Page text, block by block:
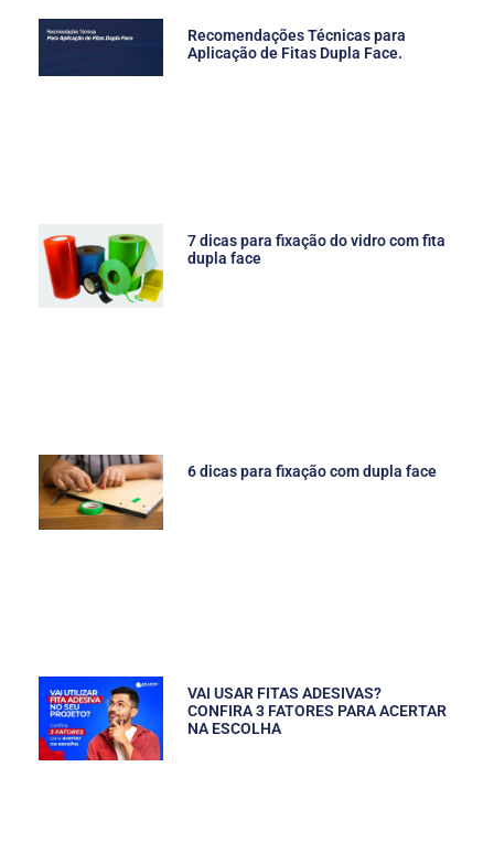
Recomendações Técnicas para
Aplicação de Fitas Dupla Face.
7 dicas para fixação do vidro com fita
dupla face
6 dicas para fixação com dupla face
VAI USAR FITAS ADESIVAS?
CONFIRA 3 FATORES PARA ACERTAR
NA ESCOLHA